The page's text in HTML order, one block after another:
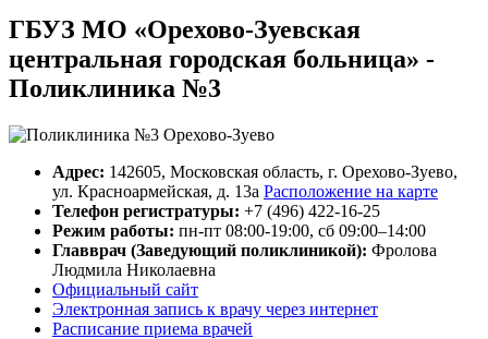
ГБУЗ МО «Орехово-Зуевская
центральная городская больница» -
Поликлиника №3
Адрес: 142605, Московская область, г. Орехово-Зуево,
ул. Красноармейская, д. 13а Расположение на карте
Телефон регистратуры: +7 (496) 422-16-25
Режим работы: пн-пт 08:00-19:00, сб 09:00–14:00
Главврач (Заведующий поликлиникой): Фролова
Людмила Николаевна
Официальный сайт
Электронная запись к врачу через интернет
Расписание приема врачей